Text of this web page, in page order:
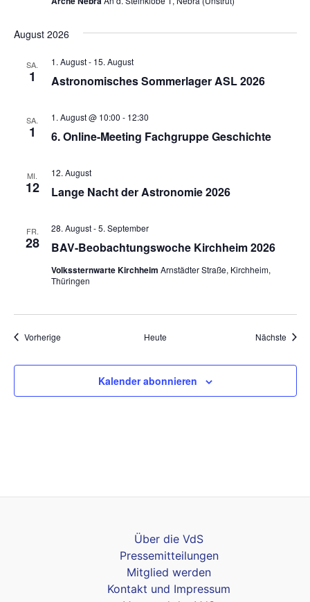
August 2026
SA.
1 Astronomisches Sommerlager ASL 2026
1. August- 15. August
SA.
1 6. Online-Meeting Fachgruppe Geschichte
1. August @ 10:00 - 12:30
MI.
12 Lange Nacht der Astronomie 2026
12. August
FR.
28 BAV-Beobachtungswoche Kirchheim 2026
28. August-5. September
Volkssternwarte Kirchheim Arnstädter Straße, Kirchheim,
Thüringen
VorherigeVeranstaltungen Heute Nächste
Kalender abonnieren
Über die VdS
Pressemitteilungen
Mitglied werden
Kontakt und Impressum